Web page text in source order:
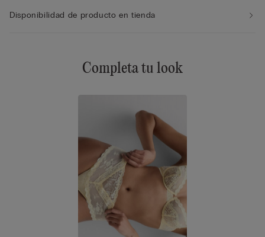
Disponibilidad de producto en tienda
Completa tu look